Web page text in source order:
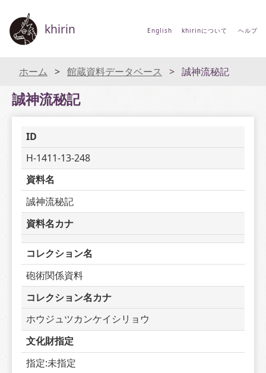
khirin English khirinについて ヘルプ
ホーム 館蔵資料データベース 誠神流秘記
誠神流秘記
ID
H-1411-13-248
資料名
誠神流秘記
資料名カナ
コレクション名
砲術関係資料
コレクション名カナ
ホウジュツカンケイシリョウ
文化財指定
指定:未指定